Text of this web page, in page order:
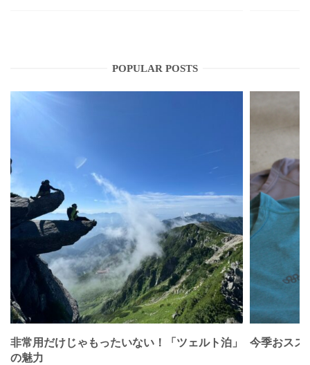
POPULAR POSTS
非常用だけじゃもったいない！「ツェルト泊」
の魅力
今季おスス